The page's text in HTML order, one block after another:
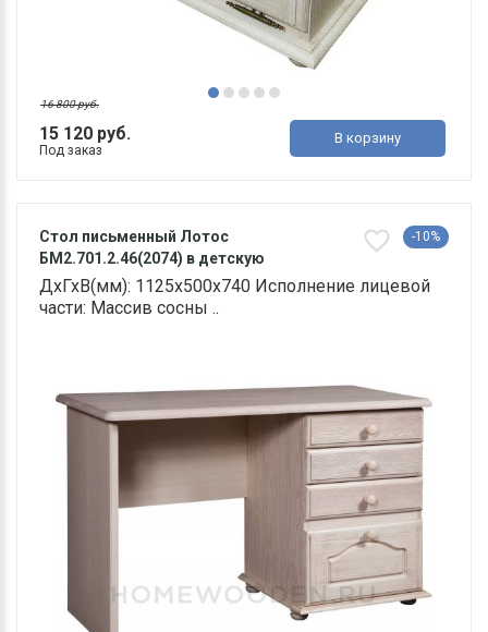
15 120 руб.
16 800 руб.
Под заказ
В корзину
Стол письменный Лотос
БМ2.701.2.46(2074) в детскую
-10%
ДхГхВ(мм): 1125х500х740 Исполнение лицевой
части: Массив сосны ..